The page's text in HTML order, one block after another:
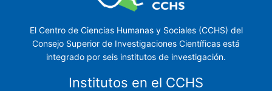
El Centro de Ciencias Humanas y Sociales (CCHS) del
Consejo Superior de Investigaciones Científicas está
integrado por seis institutos de investigación.
Institutos en el CCHS